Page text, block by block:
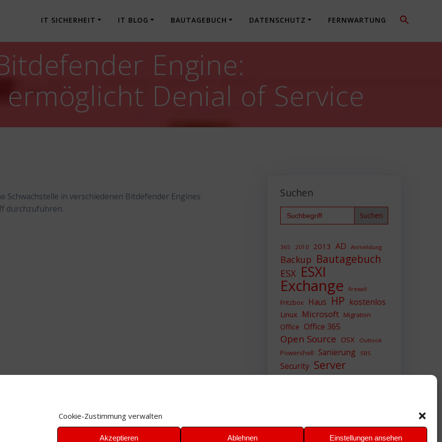
Cookie-Zustimmung verwalten
Akzeptieren Ablehnen Einstellungen ansehen
IT SICHERHEIT IT BLOG BAUTAGEBUCH DATENSCHUTZ FERNWARTUNG
Engine:
Denial of Service
in verschiedenen Bitdefender Engines
durchzuführen.
Suchen
Search
for:
365 2010 2013 AD Anmeldung
Backup Bautagebuch
ESX ESXI
Exchange firewall
Fritzbox Haus HP kostenlos
Linux Microsoft Migration
Office Office 365
Open Source OSX Outlook
Powershell Sanierung SBS
Security Server
Sicherheit SIEM
VMWare VPN WAZUH